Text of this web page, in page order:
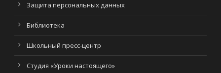
Защита персональных данных
Библиотека
Школьный пресс-центр
Студия «Уроки настоящего»